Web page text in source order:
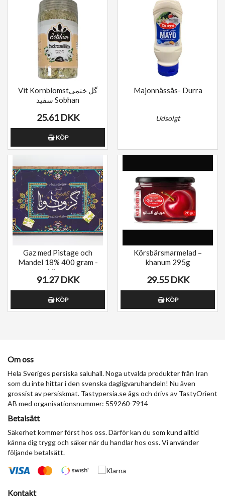
Vit Kornblomstگل ختمی
سفید Sobhan
25.61 DKK
KÖP
Lägg till i önskelista
Majonnässås- Durra
Udsolgt
Gaz med Pistage och
Mandel 18% 400 gram -
Viuna
91.27 DKK
KÖP
Körsbärsmarmelad –
khanum 295g
29.55 DKK
KÖP
Om oss
Hela Sveriges persiska saluhall. Noga utvalda produkter från Iran
som du inte hittar i den svenska dagligvaruhandeln! Nu även
grossist av persiskmat. Tastypersia.se ägs och drivs av TastyOrient
AB med organisationsnummer: 559260-7914
Betalsätt
Säkerhet kommer först hos oss. Därför kan du som kund alltid
känna dig trygg och säker när du handlar hos oss. Vi använder
följande betalsätt.
Kontakt